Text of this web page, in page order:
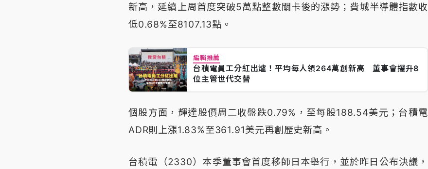
新高，延續上周首度突破5萬點整數關卡後的漲勢；費城半導體指數收
低0.68%至8107.13點。
編輯推薦
台積電員工分紅出爐！平均每人領264萬創新高 董事會擢升8
位主管世代交替
個股方面，輝達股價周二收盤跌0.79%，至每股188.54美元；台積電
ADR則上漲1.83%至361.91美元再創歷史新高。
台積電（2330）本季董事會首度移師日本舉行，並於昨日公布決議，